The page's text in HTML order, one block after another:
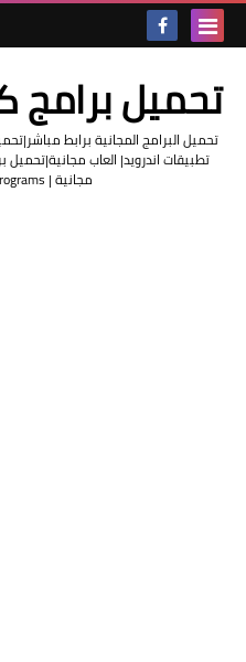
تحميل برامج
تحميل البرامج المجانية برابط
مجانية | Download Free Programs